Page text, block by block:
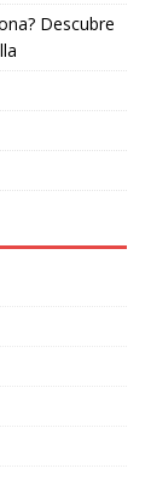
Descubre